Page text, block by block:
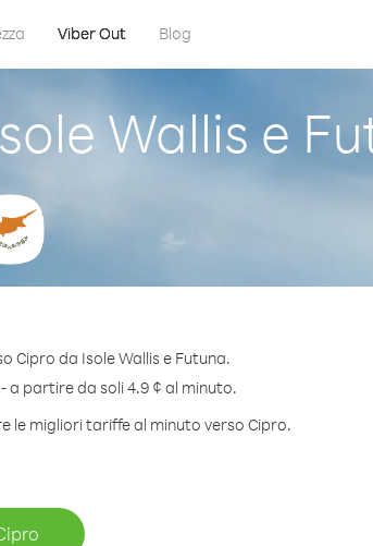
Viber Out Blog
Wallis e
Cipro da Isole Wallis e Futuna.
a partire da soli 4.9 ¢ al minuto.
migliori tariffe al minuto verso Cipro.